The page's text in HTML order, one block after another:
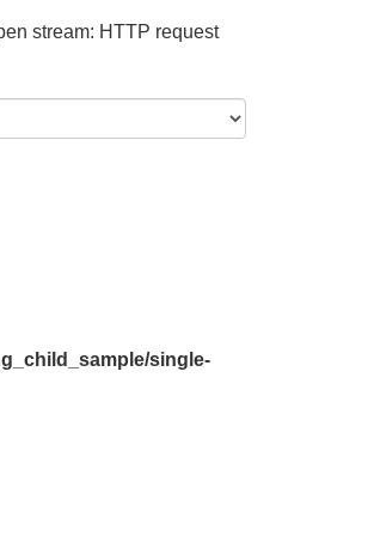
stream: HTTP request
single-